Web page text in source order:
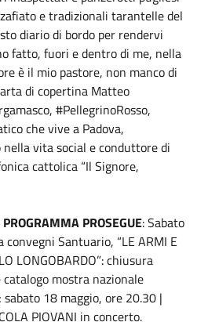
e tradizionali tarantelle del
diario di bordo per rendervi
fatto, fuori e dentro di me, nella
è il mio pastore, non manco di
di copertina Matteo
#PellegrinoRosso,
che vive a Padova,
vita social e conduttore di
cattolica “Il Signore,
PROSEGUE: Sabato
convegni Santuario, “LE ARMI E
LONGOBARDO”: chiusura
mostra nazionale
18 maggio, ore 20.30 |
PIOVANI in concerto.